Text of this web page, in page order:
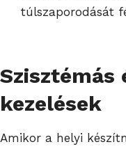
túlszaporodását
Szisztémás
kezelések
Amikor a helyi